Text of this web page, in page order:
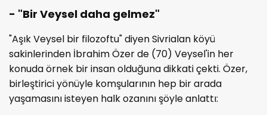
- "Bir Veysel daha gelmez"
"Aşık Veysel bir filozoftu" diyen Sivrialan köyü
sakinlerinden İbrahim Özer de (70) Veysel'in her
konuda örnek bir insan olduğuna dikkati çekti. Özer,
birleştirici yönüyle komşularının hep bir arada
yaşamasını isteyen halk ozanını şöyle anlattı: